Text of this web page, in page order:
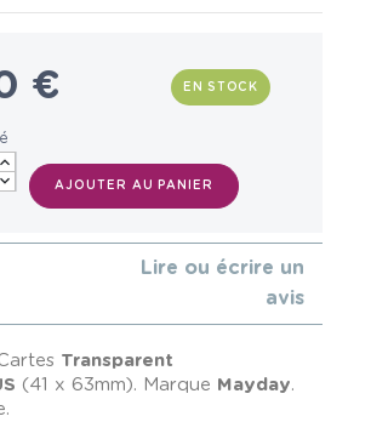
€ EN STOCK
AJOUTER AU PANIER
Lire ou écrire un
avis
Transparent
(41 x 63mm). Marque Mayday.